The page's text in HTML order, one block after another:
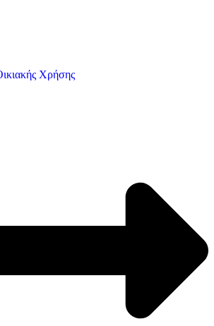
Χρήσης